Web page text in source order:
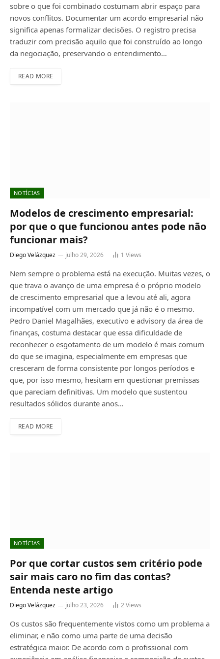
sobre o que foi combinado costumam abrir espaço para
novos conflitos. Documentar um acordo empresarial não
significa apenas formalizar decisões. O registro precisa
traduzir com precisão aquilo que foi construído ao longo
da negociação, preservando o entendimento…
READ MORE
NOTÍCIAS
Modelos de crescimento empresarial:
por que o que funcionou antes pode não
funcionar mais?
Diego Velázquez julho 29, 2026 1 Views
Nem sempre o problema está na execução. Muitas vezes, o
que trava o avanço de uma empresa é o próprio modelo
de crescimento empresarial que a levou até ali, agora
incompatível com um mercado que já não é o mesmo.
Pedro Daniel Magalhães, executivo e advisory da área de
finanças, costuma destacar que essa dificuldade de
reconhecer o esgotamento de um modelo é mais comum
do que se imagina, especialmente em empresas que
cresceram de forma consistente por longos períodos e
que, por isso mesmo, hesitam em questionar premissas
que pareciam definitivas. Um modelo que sustentou
resultados sólidos durante anos…
READ MORE
NOTÍCIAS
Por que cortar custos sem critério pode
sair mais caro no fim das contas?
Entenda neste artigo
Diego Velázquez julho 23, 2026 2Views
Os custos são frequentemente vistos como um problema a
eliminar, e não como uma parte de uma decisão
estratégica maior. De acordo com o profissional com